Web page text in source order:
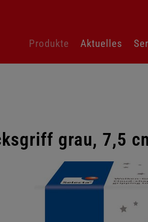
überspringen
Produkte Aktuelles
grau, 7,5